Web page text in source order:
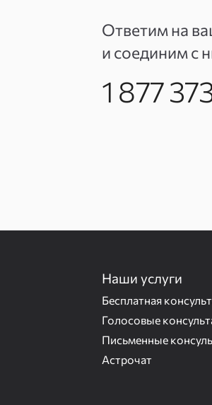
Ответим на
и соединим с
1 877
Наши услуги
Бесплатная
Голосовые
Письменные
Астрочат